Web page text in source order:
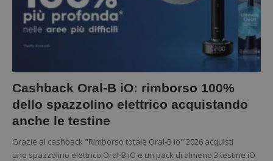
Cashback Oral-B iO: rimborso 100%
dello spazzolino elettrico acquistando
anche le testine
Grazie al cashback "Rimborso totale Oral-B io" 2026 acquisti
uno spazzolino elettrico Oral-B iO e un pack di almeno 3 testine iO